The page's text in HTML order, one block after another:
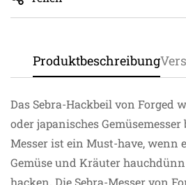
Produktbeschreibung
Das Sebra-Hackbeil von Forged
oder japanisches Gemüsemesser
Messer ist ein Must-have, wenn
Gemüse und Kräuter